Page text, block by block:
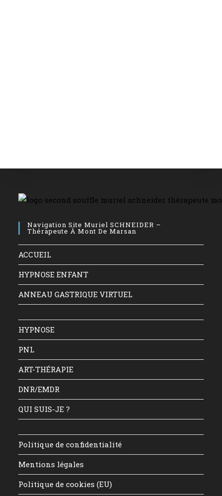
Navigation Site Muriel SCHNEIDER –
Thérapeute À Mont De Marsan
ACCUEIL
HYPNOSE ENFANT
ANNEAU GASTRIQUE VIRTUEL
HYPNOSE
PNL
ART-THÉRAPIE
DNR/EMDR
QUI SUIS-JE ?
Politique de confidentialité
Mentions légales
Politique de cookies (EU)